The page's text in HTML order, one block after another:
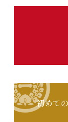
初めて